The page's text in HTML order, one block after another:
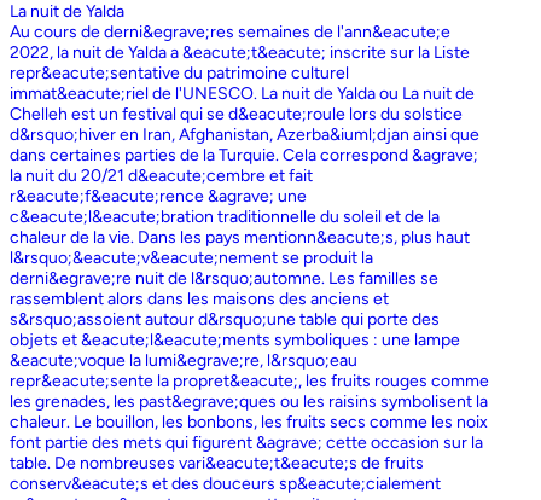
La nuit de Yalda
Au cours de derni&egrave;res semaines de l'ann&eacute;e
2022, la nuit de Yalda a &eacute;t&eacute; inscrite sur la Liste
repr&eacute;sentative du patrimoine culturel
immat&eacute;riel de l'UNESCO. La nuit de Yalda ou La nuit de
Chelleh est un festival qui se d&eacute;roule lors du solstice
d&rsquo;hiver en Iran, Afghanistan, Azerba&iuml;djan ainsi que
dans certaines parties de la Turquie. Cela correspond &agrave;
la nuit du 20/21 d&eacute;cembre et fait
r&eacute;f&eacute;rence &agrave; une
c&eacute;l&eacute;bration traditionnelle du soleil et de la
chaleur de la vie. Dans les pays mentionn&eacute;s, plus haut
l&rsquo;&eacute;v&eacute;nement se produit la
derni&egrave;re nuit de l&rsquo;automne. Les familles se
rassemblent alors dans les maisons des anciens et
s&rsquo;assoient autour d&rsquo;une table qui porte des
objets et &eacute;l&eacute;ments symboliques : une lampe
&eacute;voque la lumi&egrave;re, l&rsquo;eau
repr&eacute;sente la propret&eacute;, les fruits rouges comme
les grenades, les past&egrave;ques ou les raisins symbolisent la
chaleur. Le bouillon, les bonbons, les fruits secs comme les noix
font partie des mets qui figurent &agrave; cette occasion sur la
table. De nombreuses vari&eacute;t&eacute;s de fruits
conserv&eacute;s et des douceurs sp&eacute;cialement